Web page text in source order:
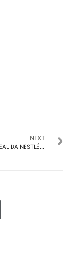
NEXT
COOKIE CEREAL DA NESTLÉ TEM CAMPANHA CRIADA COM IA GENERATIVA